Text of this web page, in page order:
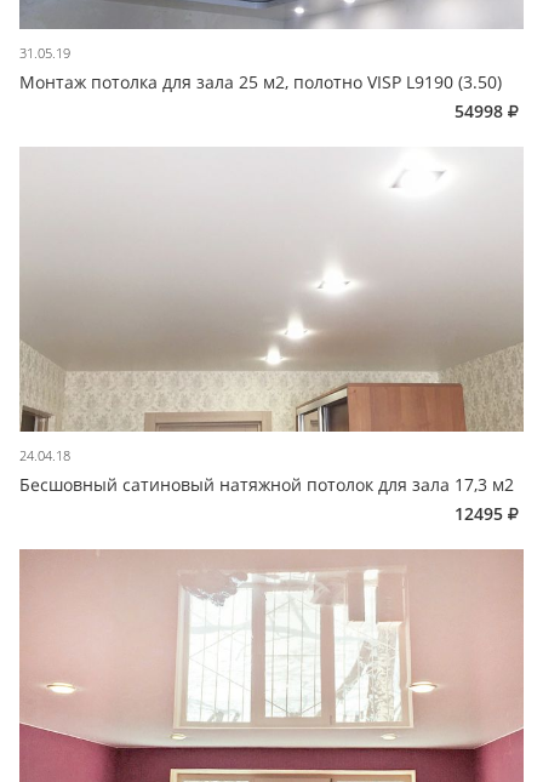
31.05.19
Монтаж потолка для зала 25 м2, полотно VISP L9190 (3.50)
54998
24.04.18
Бесшовный сатиновый натяжной потолок для зала 17,3 м2
12495